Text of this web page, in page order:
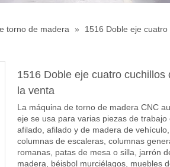
torno de madera » 1516 Doble eje
1516 Doble eje cuatro cuchillos
la venta
La máquina de torno de madera CNC
eje se usa para varias piezas de trabajo
afilado, afilado y de madera de
columnas de escaleras, columnas
romanas, patas de mesa o silla, jarrón
madera, béisbol murciélagos, muebles